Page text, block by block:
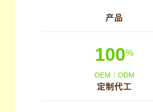
产品
100%
OEM｜ODM
定制代工